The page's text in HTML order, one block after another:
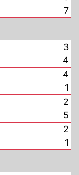
7
3
4
4
1
2
5
2
1